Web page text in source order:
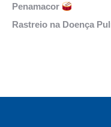
Penamacor
Rastreio na Doença